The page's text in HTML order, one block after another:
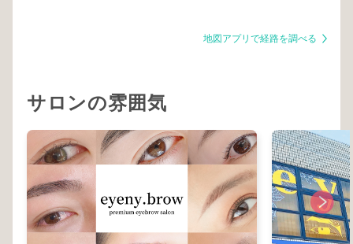
地図アプリで経路を調べる
サロンの雰囲気